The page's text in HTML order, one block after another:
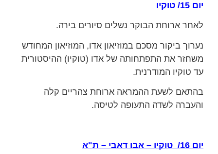
יום 15/ טוקיו
לאחר ארוחת הבוקר נשלים סיורים בירה.
נערוך ביקור מסכם במוזיאון אדו, המוזיאון המחודש
משחזר את התפתחותה של אדו (טוקיו) ההיסטורית
עד טוקיו המודרנית.
בהתאם לשעת ההמראה ארוחת צהריים קלה
והעברה לשדה התעופה לטיסה.
יום 16/ טוקיו – אבו דאבי – ת"א